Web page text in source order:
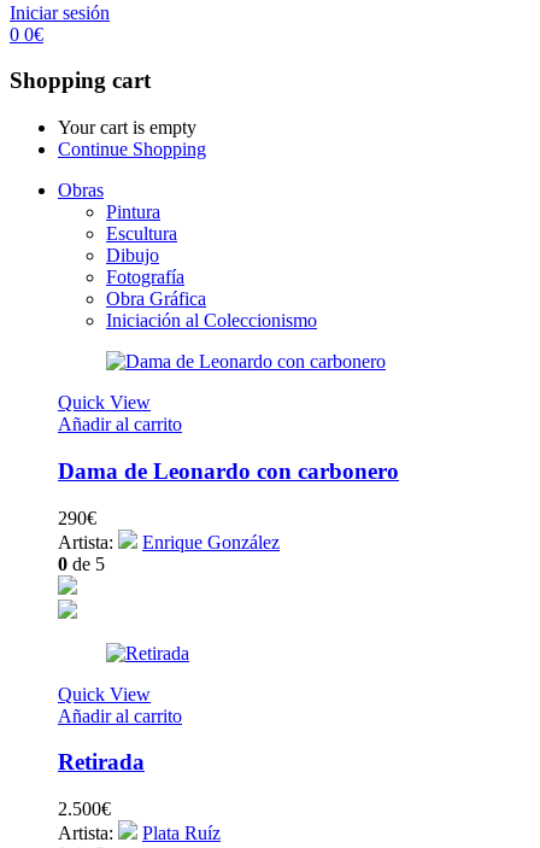
Iniciar sesión
0 0€
Shopping cart
Your cart is empty
Continue Shopping
Obras
Pintura
Escultura
Dibujo
Fotografía
Obra Gráfica
Iniciación al Coleccionismo
Quick View
Añadir al carrito
Dama de Leonardo con carbonero
290€
Artista:
Enrique González
0 de 5
Quick View
Añadir al carrito
Retirada
2.500€
Artista:
Plata Ruíz